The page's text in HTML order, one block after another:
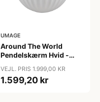
UMAGE
Around The World
Pendelskærm Hvid -
VEJL. PRIS 1.999,00 KR
1.599,20 kr